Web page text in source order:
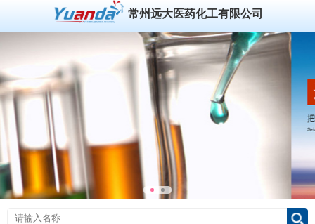
常州远大医药化工有限公司